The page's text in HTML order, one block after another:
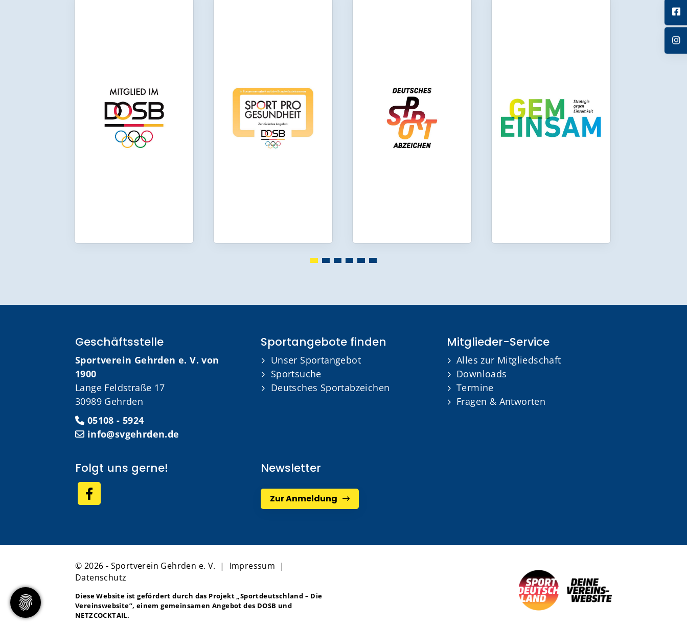
Geschäftsstelle
Sportverein Gehrden e. V. von
1900
Lange Feldstraße 17
30989 Gehrden
05108 - 5924
info@svgehrden.de
Sportangebote finden
Unser Sportangebot
Sportsuche
Deutsches Sportabzeichen
Mitglieder-Service
Alles zur Mitgliedschaft
Downloads
Termine
Fragen & Antworten
Folgt uns gerne! Newsletter
Zur Anmeldung
© 2026 - Sportverein Gehrden e. V. | Impressum |
Datenschutz
Diese Website ist gefördert durch das Projekt „Sportdeutschland – Die
Vereinswebsite”, einem gemeinsamen Angebot des DOSB und
NETZCOCKTAIL.